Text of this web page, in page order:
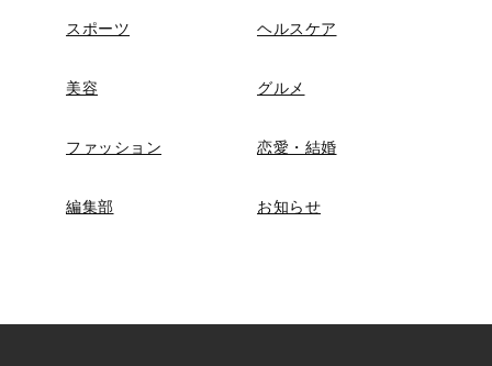
スポーツ ヘルスケア
美容 グルメ
ファッション 恋愛・結婚
編集部 お知らせ